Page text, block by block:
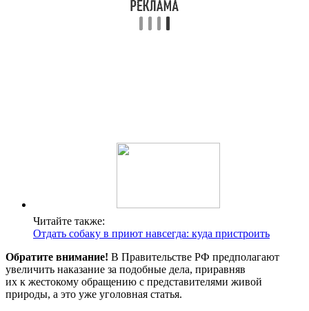
Читайте также:
Отдать собаку в приют навсегда: куда пристроить
Обратите внимание! В Правительстве РФ предполагают
увеличить наказание за подобные дела, приравняв
их к жестокому обращению с представителями живой
природы, а это уже уголовная статья.